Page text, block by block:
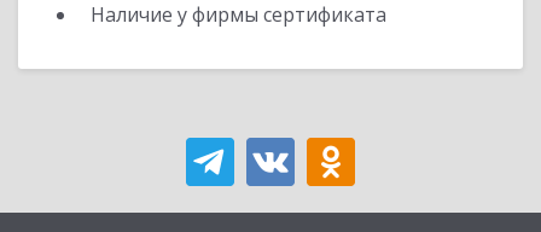
Наличие у фирмы сертификата